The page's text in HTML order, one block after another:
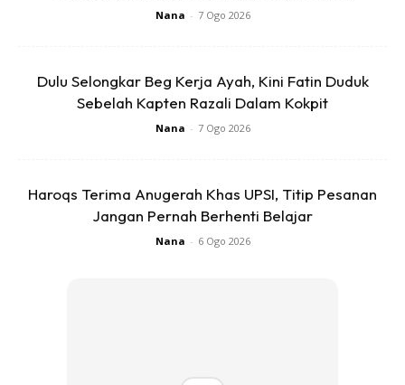
Nana - 7 Ogo 2026
Dulu Selongkar Beg Kerja Ayah, Kini Fatin Duduk
Sebelah Kapten Razali Dalam Kokpit
Nana - 7 Ogo 2026
Haroqs Terima Anugerah Khas UPSI, Titip Pesanan
Jangan Pernah Berhenti Belajar
Nana - 6 Ogo 2026